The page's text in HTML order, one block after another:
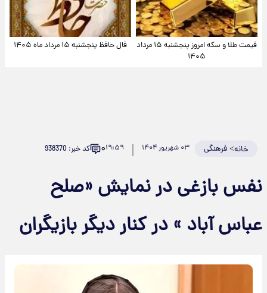
قیمت طلا و سکه امروز پنجشنبه ۱۵ مرداد
۱۴۰۵
فال حافظ پنجشنبه ۱۵ مرداد ماه ۱۴۰۵
خانه>فرهنگی ۰۳ شهریور ۱۴۰۴ ۱۹:۵۹۰ کد خبر: 938370
نفس بازغی در نمایش «صلح
عباس آباد » در کنار دیگر بازیگران